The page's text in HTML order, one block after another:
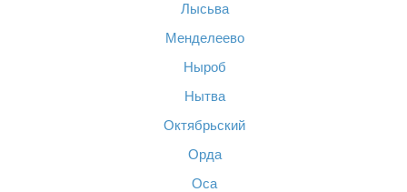
Лысьва
Менделеево
Ныроб
Нытва
Октябрьский
Орда
Оса